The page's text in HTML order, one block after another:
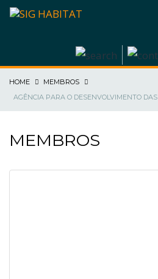
HOME
MEMBROS
AGÊNCIA PARA O DESENVOLVIMENTO
MEMBROS